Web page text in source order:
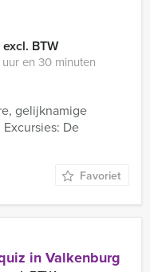
BTW
en 30 minuten
gelijknamige
De
Favoriet
in Valkenburg